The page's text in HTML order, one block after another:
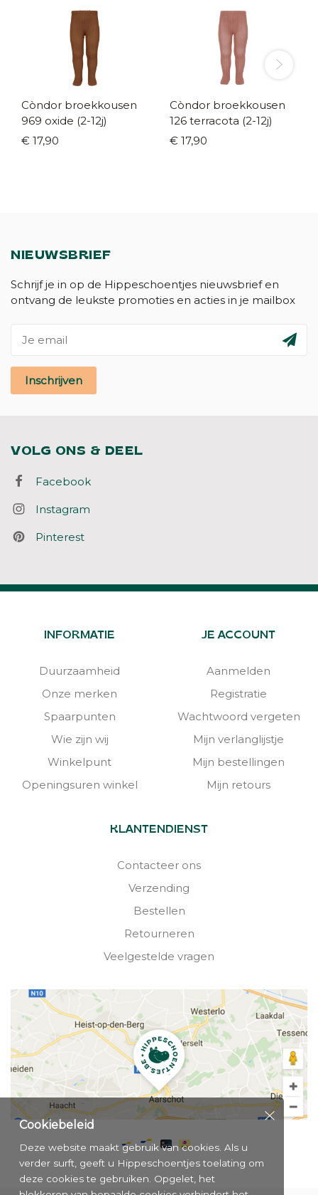
Còndor broekkousen
969 oxide (2-12j)
€ 17,90
Còndor broekkousen
126 terracota (2-12j)
€ 17,90
NIEUWSBRIEF
Schrijf je in op de Hippeschoentjes nieuwsbrief en
ontvang de leukste promoties en acties in je mailbox
Inschrijven
VOLG ONS & DEEL
Facebook
Instagram
Pinterest
INFORMATIE
Duurzaamheid
Onze merken
Spaarpunten
Wie zijn wij
Winkelpunt
Openingsuren winkel
JE ACCOUNT
Aanmelden
Registratie
Wachtwoord vergeten
Mijn verlanglijstje
Mijn bestellingen
Mijn retours
KLANTENDIENST
Contacteer ons
Verzending
Bestellen
Retourneren
Veelgestelde vragen
Cookiebeleid
Deze website maakt gebruik van cookies. Als u
verder surft, geeft u Hippeschoentjes toelating om
deze cookies te gebruiken. Opgelet, het